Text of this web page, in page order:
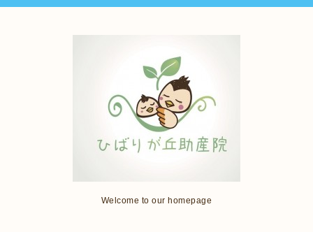
Welcome to our homepage